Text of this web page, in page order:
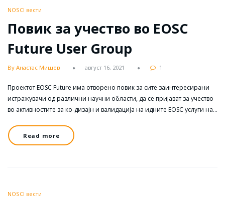
NOSCI вести
Повик за учество во EOSC
Future User Group
By Анастас Мишев август 16, 2021 1
Проектот EOSC Future има отворено повик за сите заинтересирани
истражувачи од различни научни области, да се пријават за учество
во активностите за ко-дизајн и валидација на идните EOSC услуги на…
Read more
NOSCI вести